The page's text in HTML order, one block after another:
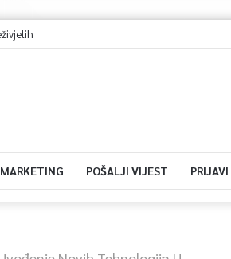
MARKETING POŠALJI VIJEST